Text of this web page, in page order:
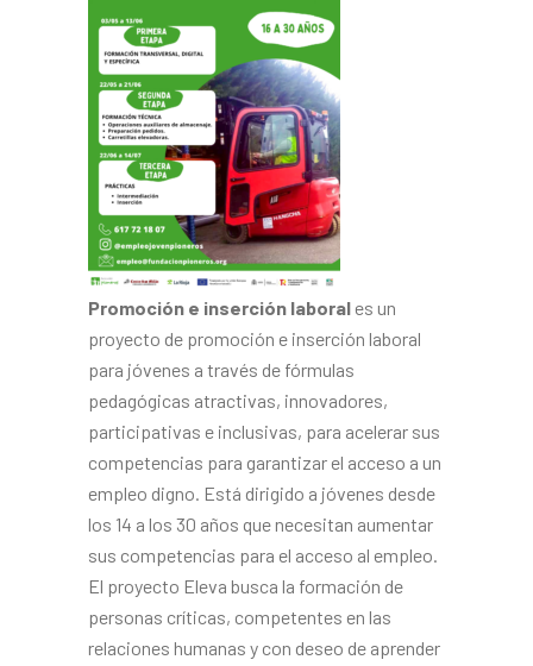
Promoción e inserción laboral es un
proyecto de promoción e inserción laboral
para jóvenes a través de fórmulas
pedagógicas atractivas, innovadores,
participativas e inclusivas, para acelerar sus
competencias para garantizar el acceso a un
empleo digno. Está dirigido a jóvenes desde
los 14 a los 30 años que necesitan aumentar
sus competencias para el acceso al empleo.
El proyecto Eleva busca la formación de
personas críticas, competentes en las
relaciones humanas y con deseo de aprender